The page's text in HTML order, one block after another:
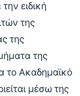
ειδική
της
της
της
το Ακαδημαϊκό
μέσω της